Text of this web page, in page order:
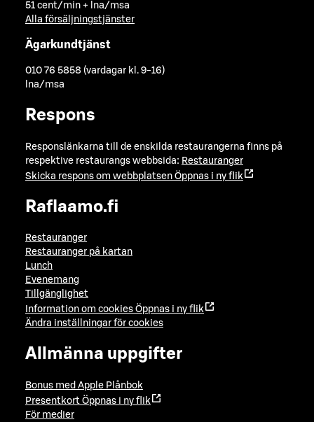
51 cent/min + lna/msa
Alla försäljningstjänster
Ägarkundtjänst
010 76 5858 (vardagar kl. 9-16)
lna/msa
Respons
Responslänkarna till de enskilda restaurangerna finns på
respektive restaurangs webbsida: Restauranger
Skicka respons om webbplatsen Öppnas i ny flik
Raflaamo.fi
Restauranger
Restauranger på kartan
Lunch
Evenemang
Tillgänglighet
Information om cookies Öppnas i ny flik
Ändra inställningar för cookies
Allmänna uppgifter
Bonus med Apple Plånbok
Presentkort Öppnas i ny flik
För medier